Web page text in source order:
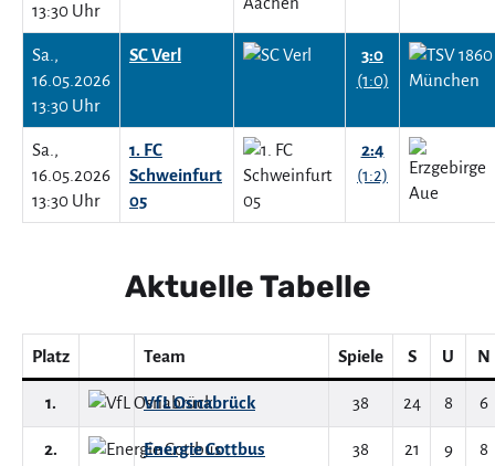
13:30 Uhr
Sa.,
16.05.2026
13:30 Uhr
SC Verl
3:0
(1:0)
Sa.,
16.05.2026
13:30 Uhr
1. FC
Schweinfurt
05
2:4
(1:2)
Aktuelle Tabelle
Platz Team Spiele S U N
1. VfL Osnabrück 38 24 8 6
2. Energie Cottbus 38 21 9 8